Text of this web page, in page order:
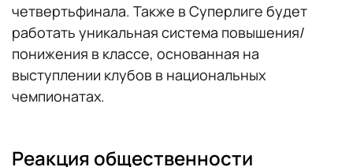
четвертьфинала. Также в Суперлиге будет
работать уникальная система повышения/
понижения в классе, основанная на
выступлении клубов в национальных
чемпионатах.
Реакция общественности